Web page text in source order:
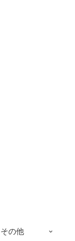
その他